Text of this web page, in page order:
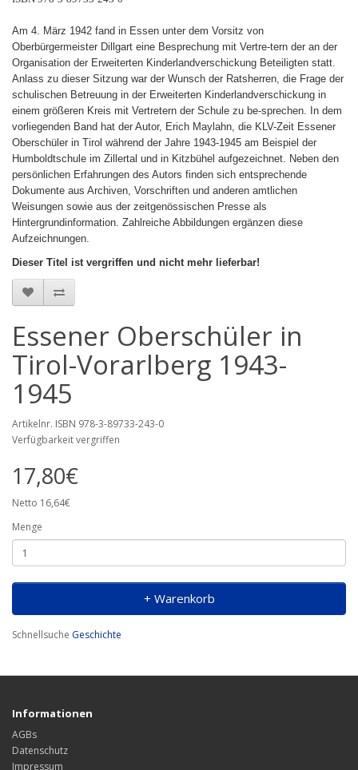
Am 4. März 1942 fand in Essen unter dem Vorsitz von
Oberbürgermeister Dillgart eine Besprechung mit Vertre-tern der an der
Organisation der Erweiterten Kinderlandverschickung Beteiligten statt.
Anlass zu dieser Sitzung war der Wunsch der Ratsherren, die Frage der
schulischen Betreuung in der Erweiterten Kinderlandverschickung in
einem größeren Kreis mit Vertretern der Schule zu be-sprechen. In dem
vorliegenden Band hat der Autor, Erich Maylahn, die KLV-Zeit Essener
Oberschüler in Tirol während der Jahre 1943-1945 am Beispiel der
Humboldtschule im Zillertal und in Kitzbühel aufgezeichnet. Neben den
persönlichen Erfahrungen des Autors finden sich entsprechende
Dokumente aus Archiven, Vorschriften und anderen amtlichen
Weisungen sowie aus der zeitgenössischen Presse als
Hintergrundinformation. Zahlreiche Abbildungen ergänzen diese
Aufzeichnungen.
Dieser Titel ist vergriffen und nicht mehr lieferbar!
Essener Oberschüler in
Tirol-Vorarlberg 1943-
1945
Artikelnr. ISBN 978-3-89733-243-0
Verfügbarkeit vergriffen
17,80€
Netto 16,64€
Menge
+ Warenkorb
Schnellsuche Geschichte
Informationen
AGBs
Datenschutz
Impressum